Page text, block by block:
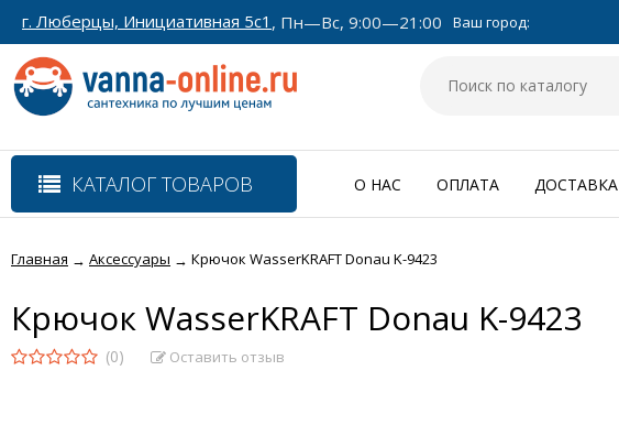
г. Люберцы, Инициативная 5с1 , Пн—Вс, 9:00—21:00 Ваш город:
КАТАЛОГ ТОВАРОВ О НАС ОПЛАТА ДОСТАВКА
Главная → Аксессуары → Крючок WasserKRAFT Donau K-9423
Крючок WasserKRAFT Donau K-9423
(0) Оставить отзыв